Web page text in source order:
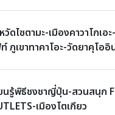
วัดไซตามะ-เมืองคาวาโกเ
ภูเขาทาคาโอะ-วัดยาคุโอ
นรู้พิธีชงชาญี่ปุ่น-สวนสนุก
เมืองโตเกียว